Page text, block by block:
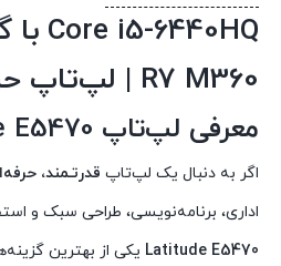
R7 M360 | لپ‌تاپ حرفه‌ای دل
معرفی لپ‌تاپ Dell Latitude E5470
اگر به دنبال یک لپ‌تاپ قدرتـمند،
اداری، برنامه‌نویسی، طراحی سبک و
Latitude E5470 یکی از بهترین